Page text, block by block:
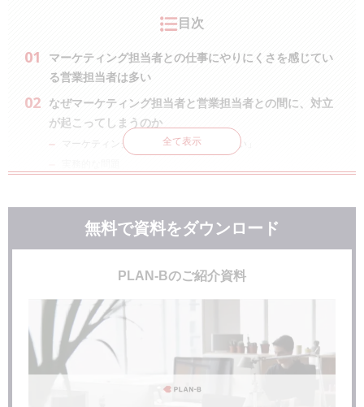
目次
マーケティング担当者との仕事にやりにくさを感じてい
る営業担当者は多い
なぜマーケティング担当者と営業担当者との間に、対立
が起こってしまうのか
マーケティング担当者が「現場を知らない」
営業担当者から見た、「デキるマーケティング担当者」
「一緒に働きたいマーケティング担当者」とは
現場を見ようとする姿勢がある人
コミュニケーションを積極的にとれる人
マーケティング担当者と営業担当者が手を取り合うため
にすべきこと
マーケティング担当者が現場を実際に見る
マーケティング担当・営業担当が双方コミュニケーションを密
全て表示
無料で資料をダウンロード
PLAN-Bのご紹介資料